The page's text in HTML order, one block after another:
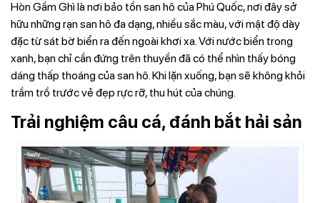
Hòn Gầm Ghì là nơi bảo tồn san hô của Phú Quốc, nơi đây sở
hữu những rạn san hô đa dạng, nhiều sắc màu, với mật độ dày
đặc từ sát bờ biển ra đến ngoài khơi xa. Với nước biển trong
xanh, bạn chỉ cần đứng trên thuyền đã có thể nhìn thấy bóng
dáng thấp thoáng của san hô. Khi lặn xuống, bạn sẽ không khỏi
trầm trồ trước vẻ đẹp rực rỡ, thu hút của chúng.
Trải nghiệm câu cá, đánh bắt hải sản